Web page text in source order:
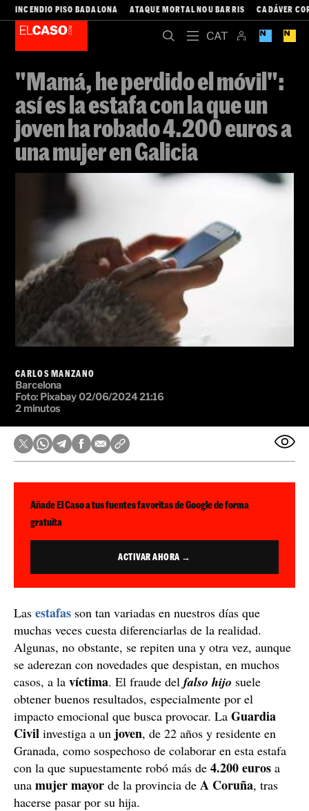
INCENDIO PISO BADALONA ATAQUE MORTAL NOU BARRIS CADÁVER
"Mamá, he perdido el móvil":
así es la estafa con la que un
joven ha robado 4.200 euros a
una mujer en Galicia
CARLOS MANZANO
Barcelona
Foto: Pixabay 02/06/2024 21:16
2 minutos
Añade El Caso a tus fuentes favoritas de Google de forma
gratuita
ACTIVAR AHORA →
Las estafas son tan variadas en nuestros días que
muchas veces cuesta diferenciarlas de la realidad.
Algunas, no obstante, se repiten una y otra vez, aunque
se aderezan con novedades que despistan, en muchos
casos, a la víctima. El fraude del falso hijo suele
obtener buenos resultados, especialmente por el
impacto emocional que busca provocar. La Guardia
Civil investiga a un joven, de 22 años y residente en
Granada, como sospechoso de colaborar en esta estafa
con la que supuestamente robó más de 4.200 euros a
una mujer mayor de la provincia de A Coruña, tras
hacerse pasar por su hija.